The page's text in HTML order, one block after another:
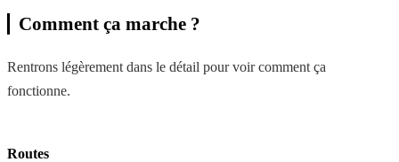
Comment ça marche ?
Rentrons légèrement dans le détail pour voir comment ça
fonctionne.
Routes